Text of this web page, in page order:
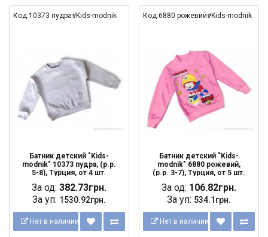
Код:10373 пудра#Kids-modnik
Батник детский "Kids-
modnik" 10373 пудра, (р.р.
5-8), Турция, от 4 шт.
За од: 382.73грн.
За уп: 1530.92грн.
Нет в наличии
Код:6880 рожевий#Kids-modnik
Батник детский "Kids-
modnik" 6880 рожевий,
(р.р. 3-7), Турция, от 5 шт.
За од: 106.82грн.
За уп: 534.1грн.
Нет в наличии